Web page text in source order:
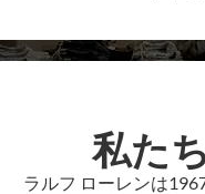
私た
ラルフ ローレンは